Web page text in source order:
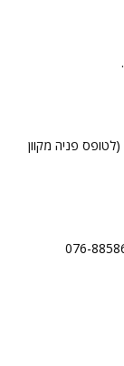
.
(לטופס פניה מקוון